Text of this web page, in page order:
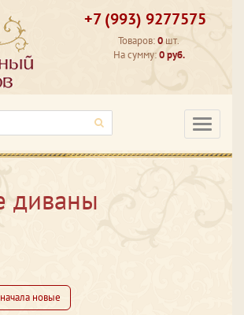
+7 (993) 9277575
Товаров:0 шт.
На сумму:0 руб.
диваны
новые